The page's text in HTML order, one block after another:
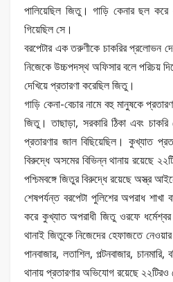
পালিয়েছিল জিতু। গাড়ি কেনার ছল করে
গিয়েছিল সে।
বরপেটার এক তরুণীকে চাকরির প্রলোভন
নিজেকে উচ্চপদস্থ অফিসার বলে পরিচয়
দেখিয়ে প্রতারণা করেছিল জিতু।
গাড়ি কেনা-বেচার নামে বহু মানুষকে
জিতু। তাছাড়া, সরকারি ঠিকা এবং
প্রতারণার জাল বিছিয়েছিল। কুখ্যাত
বিরুদ্ধে অসমের বিভিন্ন থানায় রয়েছে
পশ্চিমবঙ্গে জিতুর বিরুদ্ধে রয়েছে অস্ত্র
​শেষপর্যন্ত বরপেটা পুলিশের অপরাধ শাখা
করে কুখ্যাত অপরাধী জিতু ওরফে ধর্মেশ্বর
থানাই জিতুকে নিজেদের হেফাজতে
পানবাজার, লতাশিল, পল্টনবাজার,
থানায় প্রতারণার অভিযোগ রয়েছে ২২টিরও